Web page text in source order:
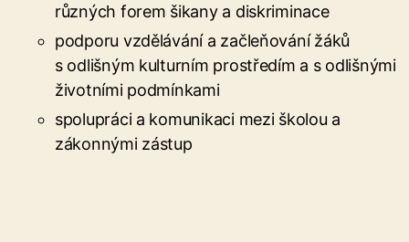
různých forem šikany a diskriminace
podporu vzdělávání a začleňování žáků
s odlišným kulturním prostředím a s odlišnými
životními podmínkami
spolupráci a komunikaci mezi školou a
zákonnými zástup